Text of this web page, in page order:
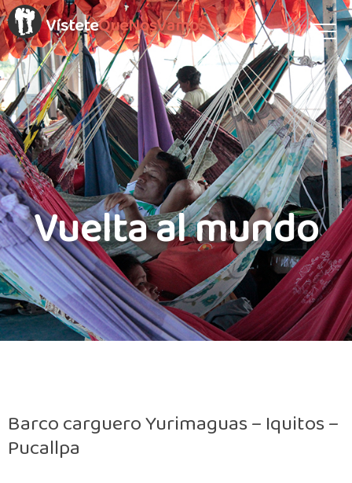
VísteteQueNosVamos
Vuelta al mundo
Barco carguero Yurimaguas – Iquitos –
Pucallpa